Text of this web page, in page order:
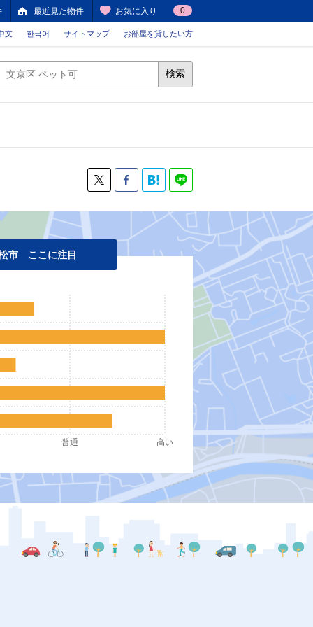
最近見た物件 お気に入り 0
文 한국어 サイトマップ お部屋を貸したい方
検索
市 ここに注目
普通 高い